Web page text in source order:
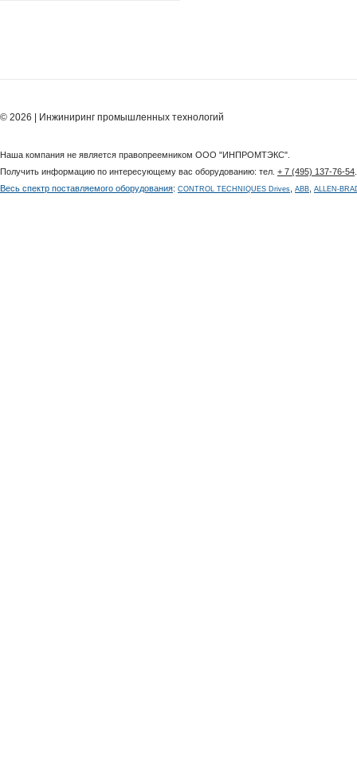
© 2026 | Инжиниринг промышленных технологий
Наша компания не является правопреемником ООО "ИНПРОМТЭКС".
Получить информацию по интересующему вас оборудованию: тел. + 7 (495) 137-76-54
Весь спектр поставляемого оборудования: CONTROL TECHNIQUES Drives ABB ALLEN-